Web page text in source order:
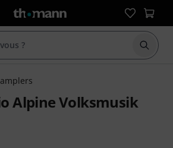
Alpine Volksmusik
sur 5 d'après 6 évaluations clients